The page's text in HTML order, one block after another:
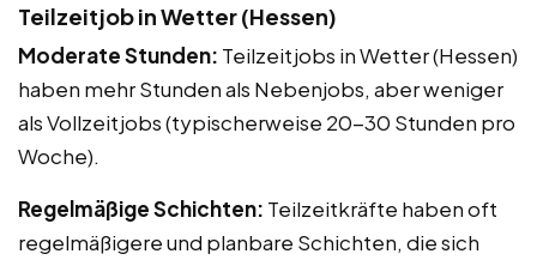
Teilzeitjob in Wetter (Hessen)
Moderate Stunden: Teilzeitjobs in Wetter (Hessen)
haben mehr Stunden als Nebenjobs, aber weniger
als Vollzeitjobs (typischerweise 20-30 Stunden pro
Woche).
Regelmäßige Schichten: Teilzeitkräfte haben oft
regelmäßigere und planbare Schichten, die sich